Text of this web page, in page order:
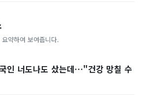
약하여 보여줍니다.
인 너도나도 샀는데…"건강 망칠 수